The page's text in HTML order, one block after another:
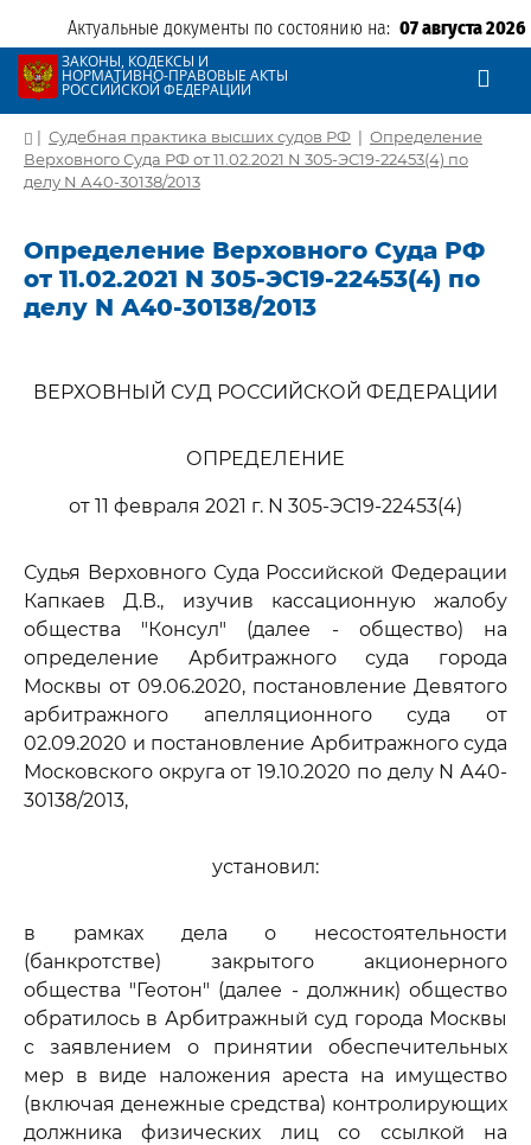
Актуальные документы по состоянию на: 07 августа 2026
ЗАКОНЫ, КОДЕКСЫ И
НОРМАТИВНО-ПРАВОВЫЕ АКТЫ
РОССИЙСКОЙ ФЕДЕРАЦИИ
| Судебная практика высших судов РФ | Определение
Верховного Суда РФ от 11.02.2021 N 305-ЭС19-22453(4) по
делу N А40-30138/2013
Определение Верховного Суда РФ
от 11.02.2021 N 305-ЭС19-22453(4) по
делу N А40-30138/2013
ВЕРХОВНЫЙ СУД РОССИЙСКОЙ ФЕДЕРАЦИИ
ОПРЕДЕЛЕНИЕ
от 11 февраля 2021 г. N 305-ЭС19-22453(4)
Судья Верховного Суда Российской Федерации
Капкаев Д.В., изучив кассационную жалобу
общества "Консул" (далее - общество) на
определение Арбитражного суда города
Москвы от 09.06.2020, постановление Девятого
арбитражного апелляционного суда от
02.09.2020 и постановление Арбитражного суда
Московского округа от 19.10.2020 по делу N А40-
30138/2013,
установил:
в рамках дела о несостоятельности
(банкротстве) закрытого акционерного
общества "Геотон" (далее - должник) общество
обратилось в Арбитражный суд города Москвы
с заявлением о принятии обеспечительных
мер в виде наложения ареста на имущество
(включая денежные средства) контролирующих
должника физических лиц со ссылкой на